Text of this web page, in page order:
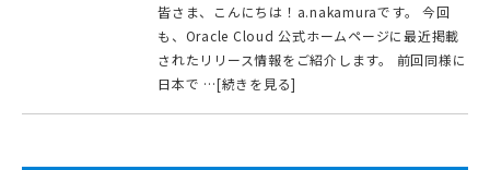
皆さま、こんにちは！a.nakamuraです。 今回
も、Oracle Cloud 公式ホームページに最近掲載
されたリリース情報をご紹介します。 前回同様に
日本で …[続きを見る]